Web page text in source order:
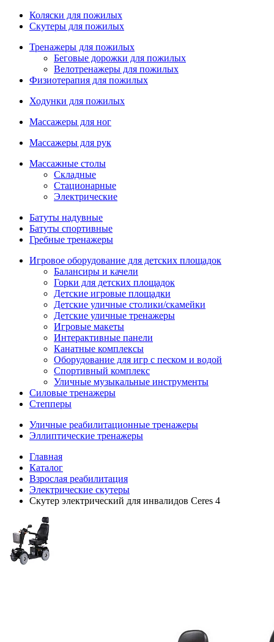
Коляски для пожилых
Скутеры для пожилых
Тренажеры для пожилых
Беговые дорожки для пожилых
Велотренажеры для пожилых
Физиотерапия для пожилых
Ходунки для пожилых
Массажеры для ног
Массажеры для рук
Массажные столы
Складные
Стационарные
Электрические
Батуты надувные
Батуты спортивные
Гребные тренажеры
Игровое оборудование для детских площадок
Балансиры и качели
Горки для детских площадок
Детские игровые площадки
Детские уличные столики/скамейки
Детские уличные тренажеры
Игровые макеты
Интерактивные панели
Канатные комплексы
Оборудование для игр с песком и водой
Спортивный комплекс
Уличные музыкальные инструменты
Силовые тренажеры
Степперы
Уличные реабилитационные тренажеры
Эллиптические тренажеры
Главная
Каталог
Взрослая реабилитация
Электрические скутеры
Cкутер электрический для инвалидов Ceres 4